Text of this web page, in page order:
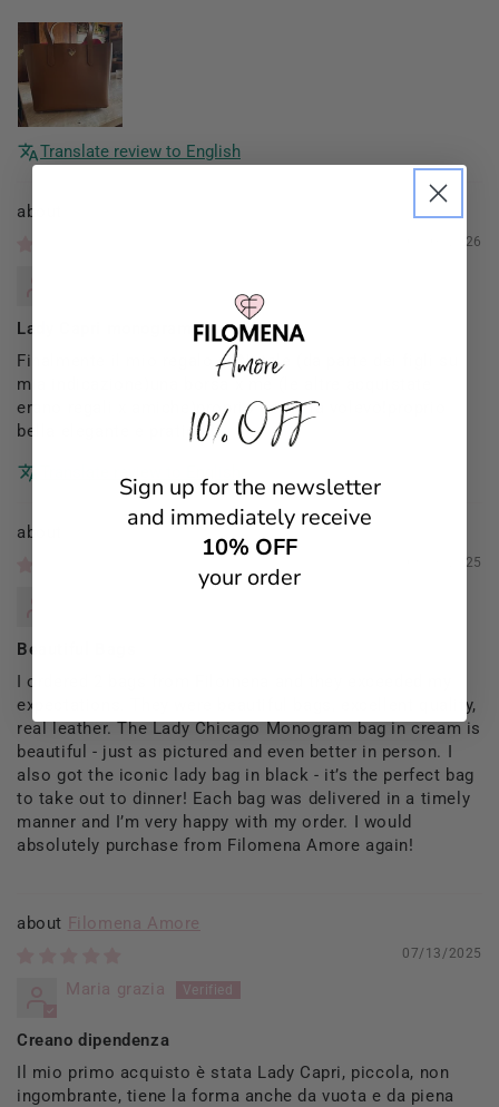
Translate review to English
01/03/2026
Lady Capri monogram
Finalmente il mio regalo di Natale (da parte dei figli su
mia indicazione)una borsa x me (le altre acquistate
erano regali x amiche)proprio come la volevo!proprio
bella elegante e pratica!!
Filomena Amore
09/13/2025
Beautiful Bags
I ordered 2 bags from Filomena and they exceeded my
expectations. They were beautiful bags, excellent quality,
real leather. The Lady Chicago Monogram bag in cream is
beautiful - just as pictured and even better in person. I
also got the iconic lady bag in black - it’s the perfect bag
to take out to dinner! Each bag was delivered in a timely
manner and I’m very happy with my order. I would
absolutely purchase from Filomena Amore again!
Filomena Amore
07/13/2025
Maria grazia
Creano dipendenza
Il mio primo acquisto è stata Lady Capri, piccola, non
ingombrante, tiene la forma anche da vuota e da piena
10% OFF
Sign up for the newsletter
and immediately receive
10% OFF
your order